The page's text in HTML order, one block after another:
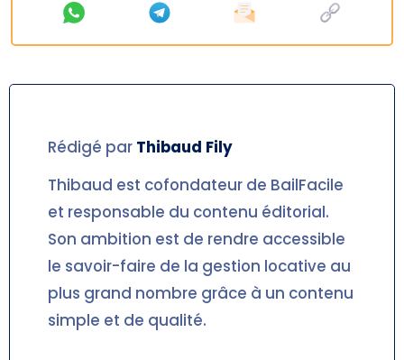
Rédigé par Thibaud Fily
Thibaud est cofondateur de BailFacile
et responsable du contenu éditorial.
Son ambition est de rendre accessible
le savoir-faire de la gestion locative au
plus grand nombre grâce à un contenu
simple et de qualité.